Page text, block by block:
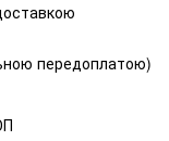
передоплатою)